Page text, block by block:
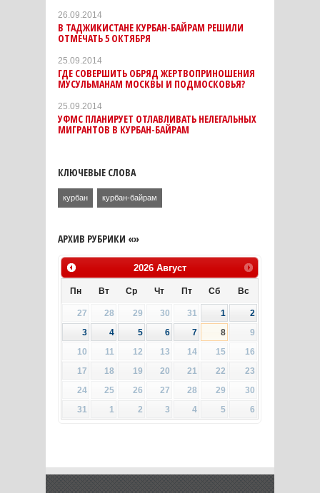
26.09.2014
В ТАДЖИКИСТАНЕ КУРБАН-БАЙРАМ РЕШИЛИ
ОТМЕЧАТЬ 5 ОКТЯБРЯ
25.09.2014
ГДЕ СОВЕРШИТЬ ОБРЯД ЖЕРТВОПРИНОШЕНИЯ
МУСУЛЬМАНАМ МОСКВЫ И ПОДМОСКОВЬЯ?
25.09.2014
УФМС ПЛАНИРУЕТ ОТЛАВЛИВАТЬ НЕЛЕГАЛЬНЫХ
МИГРАНТОВ В КУРБАН-БАЙРАМ
КЛЮЧЕВЫЕ СЛОВА
курбан курбан-байрам
АРХИВ РУБРИКИ «»
2026 Август
Пн Вт Ср Чт Пт Сб Вс
27 28 29 30 31 1
2
3
4 5 6 7 8
9
10
11 12 13 14 15
16
17
18 19 20 21 22
23
24
25 26 27 28 29
30
31
1 2 3 4 5 6